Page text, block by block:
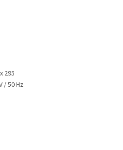
295
/ 50 Hz